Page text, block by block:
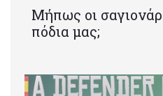
Μήπως οι
πόδια μας;